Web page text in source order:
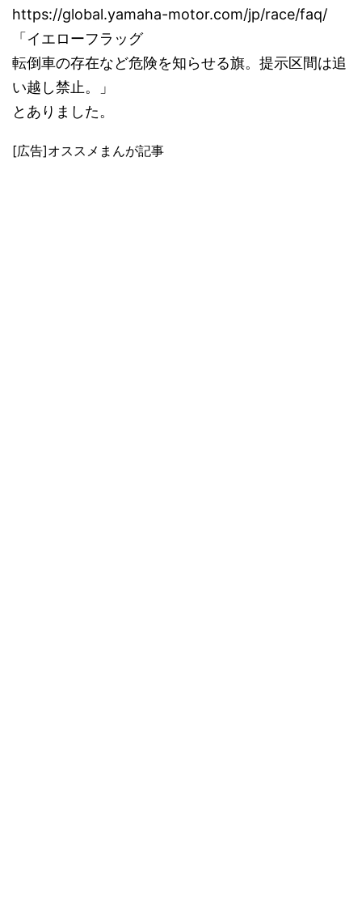
https://global.yamaha-motor.com/jp/race/faq/
「イエローフラッグ
転倒車の存在など危険を知らせる旗。提示区間は追
い越し禁止。」
とありました。
[広告]オススメまんが記事